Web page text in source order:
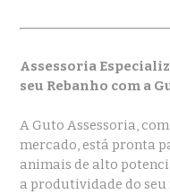
Assessoria
seu Rebanho com a
A Guto Assessoria,
mercado, está pronta
animais de alto
a produtividade do